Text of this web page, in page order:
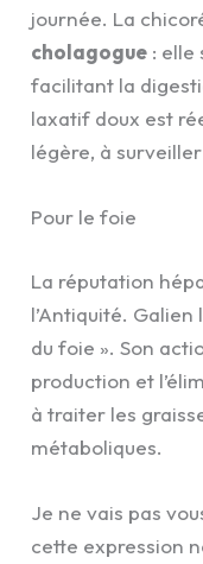
journée. La
cholagogue : elle
facilitant la
laxatif doux est
légère, à
Pour le foie
La réputation
l’Antiquité. Galien
du foie ». Son
production et
à traiter les
métaboliques.
Je ne vais pas
cette expression